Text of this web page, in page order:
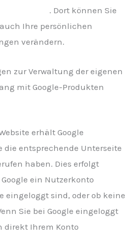
. Dort können Sie
Ihre persönlichen
verändern.
zur Verwaltung der eigenen
mit Google-Produkten
erhält Google
die entsprechende Unterseite
haben. Dies erfolgt
ein Nutzerkonto
eingeloggt sind, oder ob keine
Sie bei Google eingeloggt
direkt Ihrem Konto